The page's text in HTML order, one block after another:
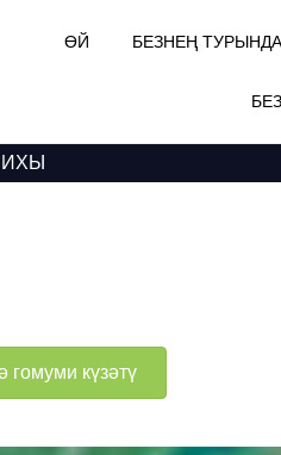
ӨЙ БЕЗНЕҢ ТУРЫНДА
гомуми күзәтү